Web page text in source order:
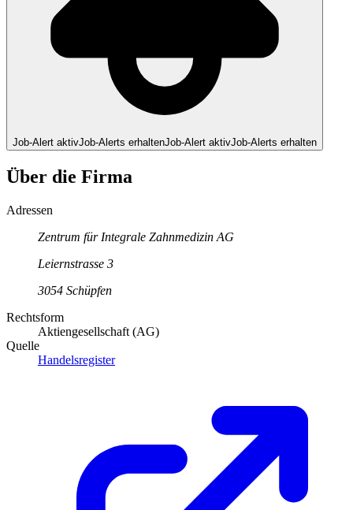
Job-Alert aktivJob-Alerts erhaltenJob-Alert aktivJob-Alerts erhalten
Über die Firma
Adressen
Zentrum für Integrale Zahnmedizin AG
Leiernstrasse 3
3054 Schüpfen
Rechtsform
Aktiengesellschaft (AG)
Quelle
Handelsregister